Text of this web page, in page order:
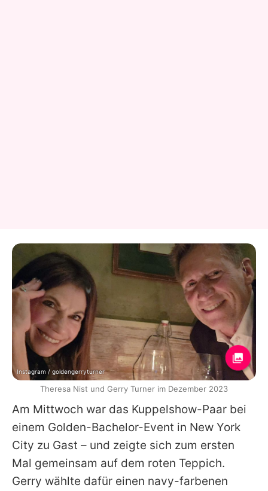
Am Mittwoch war das Kuppelshow-Paar bei
einem Golden-Bachelor-Event in New York
City zu Gast – und zeigte sich zum ersten
Mal gemeinsam auf dem roten Teppich.
Gerry wählte dafür einen navy-farbenen
Instagram / goldengerryturner
Theresa Nist und Gerry Turner im Dezember 2023